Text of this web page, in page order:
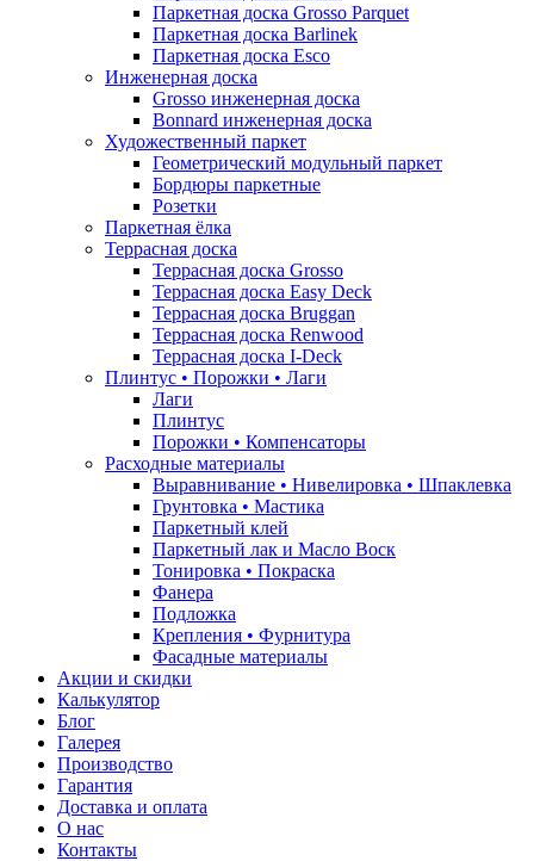
Паркетная доска Grosso Parquet
Паркетная доска Barlinek
Паркетная доска Esco
Инженерная доска
Grosso инженерная доска
Bonnard инженерная доска
Художественный паркет
Геометрический модульный паркет
Бордюры паркетные
Розетки
Паркетная ёлка
Террасная доска
Террасная доска Grosso
Террасная доска Easy Deck
Террасная доска Bruggan
Террасная доска Renwood
Террасная доска I-Deck
Плинтус • Порожки • Лаги
Лаги
Плинтус
Порожки • Компенсаторы
Расходные материалы
Выравнивание • Нивелировка • Шпаклевка
Грунтовкa • Мастика
Паркетный клей
Паркетный лак и Масло Воск
Тонировка • Покраска
Фанера
Подложка
Крепления • Фурнитура
Фасадные материалы
Акции и скидки
Калькулятор
Блог
Галерея
Производство
Гарантия
Доставка и оплата
О нас
Контакты